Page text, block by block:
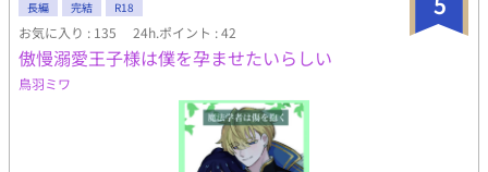
長編 完結 R18
お気に入り : 135 24h.ポイント : 42
傲慢溺愛王子様は僕を孕ませたいらしい
鳥羽ミワ